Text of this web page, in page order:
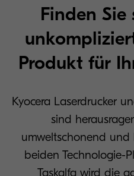
Finden
Produkt für
Kyocera Laserdrucker
sind
umweltschonend und
beiden Technologie-
Taskalfa wird die